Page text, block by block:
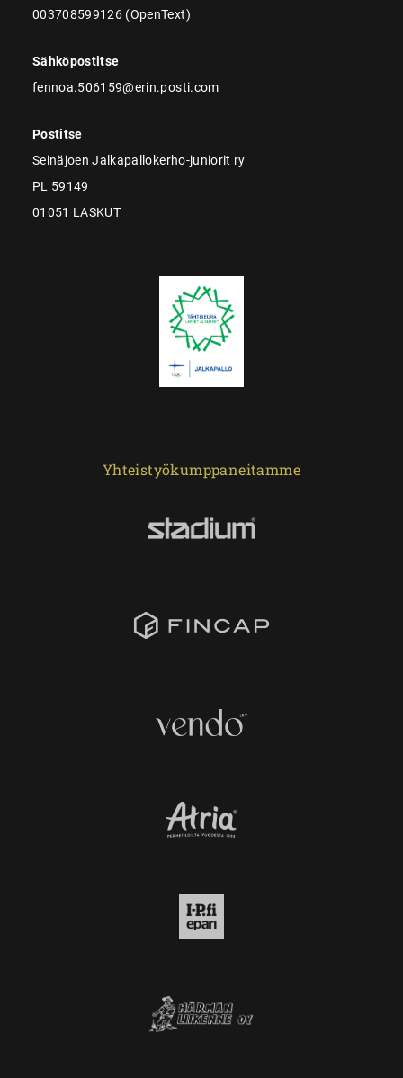
003708599126 (OpenText)
Sähköpostitse
fennoa.506159@erin.posti.com
Postitse
Seinäjoen Jalkapallokerho-juniorit ry
PL 59149
01051 LASKUT
Yhteistyökumppaneitamme